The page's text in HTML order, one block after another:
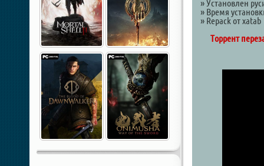
» Установлен
» Время
» Repack от xatab
Торрент